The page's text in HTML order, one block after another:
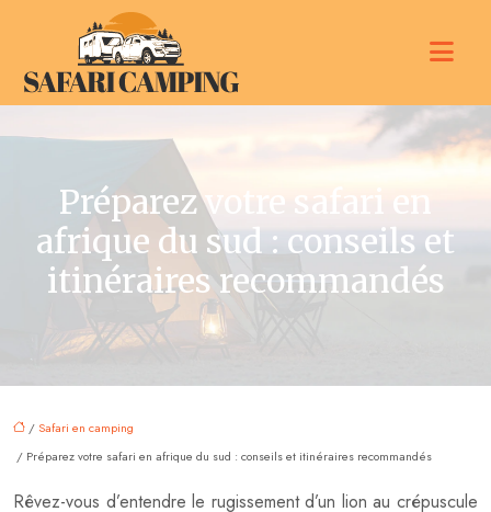
Préparez votre safari en
afrique du sud : conseils et
itinéraires recommandés
/Safari en camping
/ Préparez votre safari en afrique du sud : conseils et itinéraires recommandés
Rêvez-vous d’entendre le rugissement d’un lion au crépuscule